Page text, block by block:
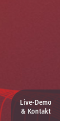
Live‑Demo
& Kontakt